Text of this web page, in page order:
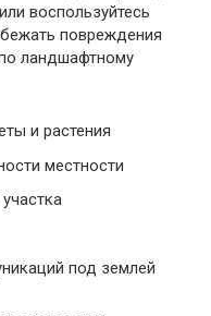
воспользуйтесь
повреждения
ландшафтному
и растения
местности
под землей